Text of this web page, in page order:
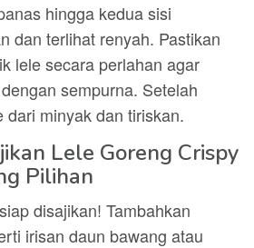
hingga kedua sisi
dan terlihat renyah. Pastikan
lele secara perlahan agar
sempurna. Setelah
dari minyak dan tiriskan.
Lele Goreng Crispy
Pilihan
disajikan! Tambahkan
irisan daun bawang atau